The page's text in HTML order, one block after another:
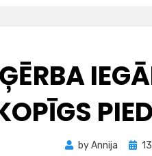
byAnnija